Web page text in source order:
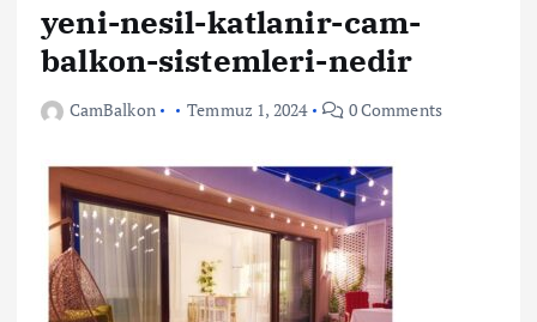
yeni-nesil-katlanir-cam-
balkon-sistemleri-nedir
CamBalkon Temmuz 1, 2024 0 Comments